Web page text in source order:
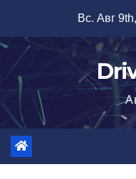
содержимому
Вс. Авг